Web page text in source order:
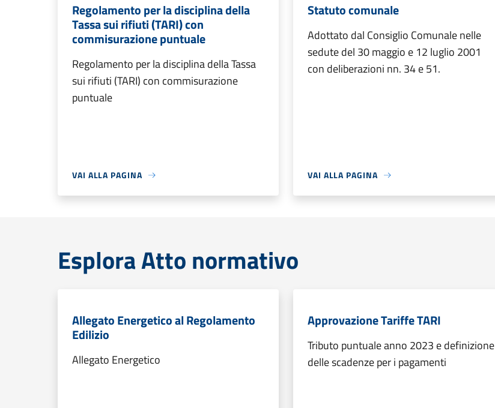
Regolamento per la disciplina della
Tassa sui rifiuti (TARI) con
commisurazione puntuale
Regolamento per la disciplina della Tassa
sui rifiuti (TARI) con commisurazione
puntuale
VAI ALLA PAGINA
Statuto comunale
Adottato dal Consiglio Comunale nelle
sedute del 30 maggio e 12 luglio 2001
con deliberazioni nn. 34 e 51.
VAI ALLA PAGINA
Esplora Atto normativo
Allegato Energetico al Regolamento
Edilizio
Allegato Energetico
Approvazione Tariffe TARI
Tributo puntuale anno 2023 e definizione
delle scadenze per i pagamenti